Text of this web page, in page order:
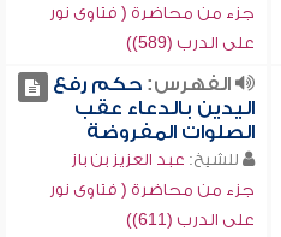
جزء من محاضرة ( فتاوى نور
على الدرب (589))
الفهرس:حكم رفع
اليدين بالدعاء عقب
الصلوات المفروضة
للشيخ: عبد العزيز بن باز
جزء من محاضرة ( فتاوى نور
على الدرب (611))